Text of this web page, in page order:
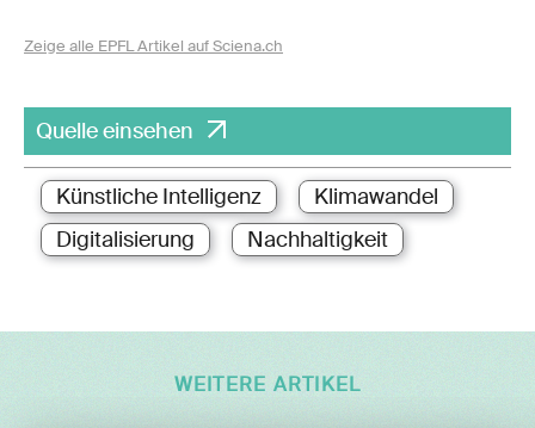
Zeige alle EPFL Artikel auf Sciena.ch
Quelle einsehen
Künstliche Intelligenz
Klimawandel
Digitalisierung
Nachhaltigkeit
WEITERE ARTIKEL